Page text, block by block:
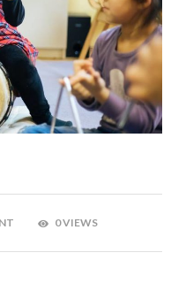
0 VIEWS